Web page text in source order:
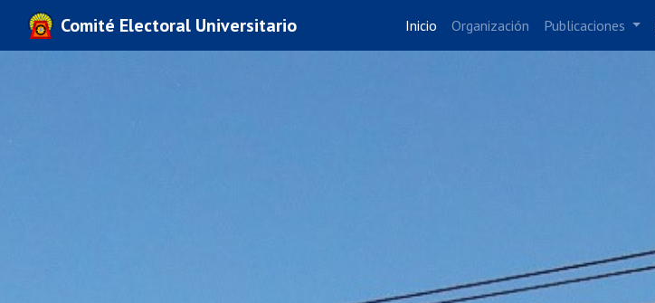
Comité Electoral Universitario Inicio Organización Publicaciones